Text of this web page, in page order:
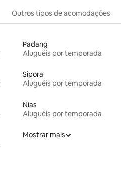
Outros tipos de acomodações
Padang
Aluguéis por temporada
Sipora
Aluguéis por temporada
Nias
Aluguéis por temporada
Mostrar mais